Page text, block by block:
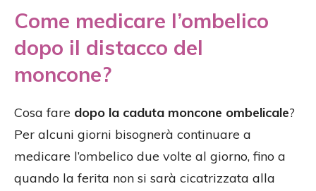
Come medicare l’ombelico
dopo il distacco del
moncone?
Cosa fare dopo la caduta moncone ombelicale?
Per alcuni giorni bisognerà continuare a
medicare l’ombelico due volte al giorno, fino a
quando la ferita non si sarà cicatrizzata alla